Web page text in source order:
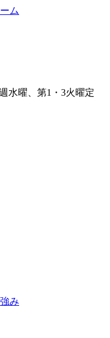
水曜、第1・3火曜定
み